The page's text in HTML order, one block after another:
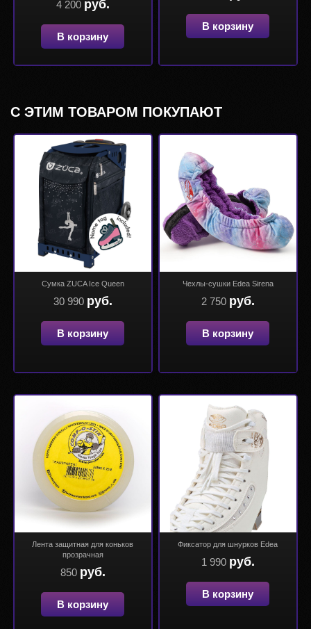
4 200 руб.
В корзину
В корзину
С ЭТИМ ТОВАРОМ ПОКУПАЮТ
Сумка ZUCA Ice Queen
30 990 руб.
В корзину
Чехлы-сушки Edea Sirena
2 750 руб.
В корзину
Лента защитная для коньков
прозрачная
850 руб.
В корзину
Фиксатор для шнурков Edea
1 990 руб.
В корзину